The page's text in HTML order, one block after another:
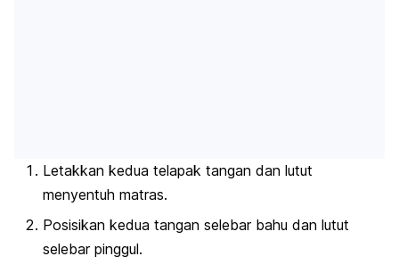
Letakkan kedua telapak tangan dan lutut
menyentuh matras.
Posisikan kedua tangan selebar bahu dan lutut
selebar pinggul.